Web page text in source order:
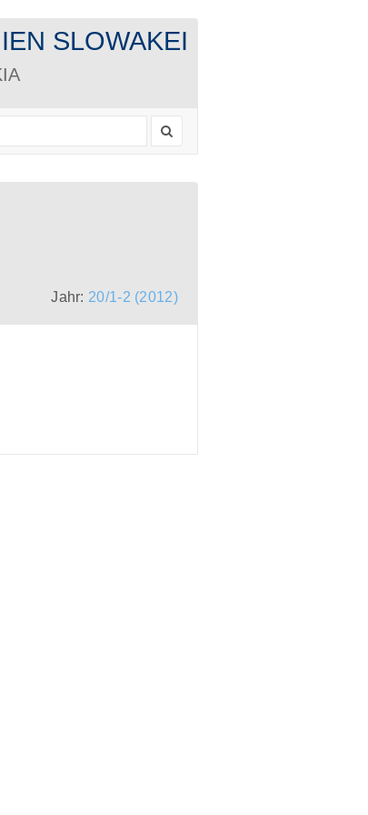
SLOWAKEI
Jahr: 20/1-2 (2012)